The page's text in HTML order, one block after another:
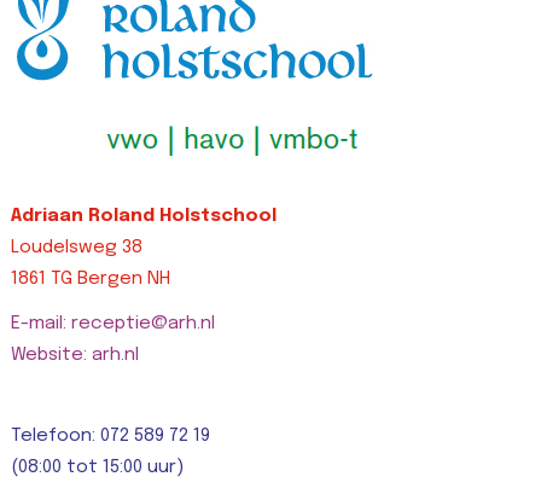
right-width: 0px…
Lees bericht >>
Adriaan Roland Holstschool
Loudelsweg 38
1861 TG Bergen NH
E-mail: receptie@arh.nl
Website: arh.nl
Telefoon: 072 589 72 19
(08:00 tot 15:00 uur)